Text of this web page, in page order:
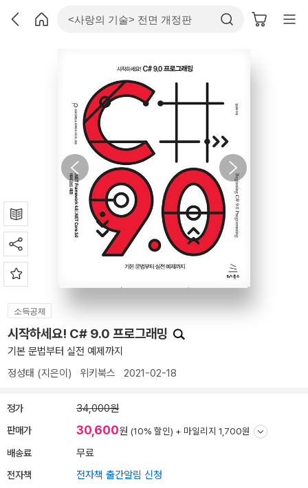
소득공제
시작하세요! C# 9.0 프로그래밍
기본 문법부터 실전 예제까지
정성태 (지은이) 위키북스 2021-02-18
정가 34,000원
판매가 30,600원 (10% 할인) + 마일리지 1,700원
배송료 무료
전자책 전자책 출간알림 신청